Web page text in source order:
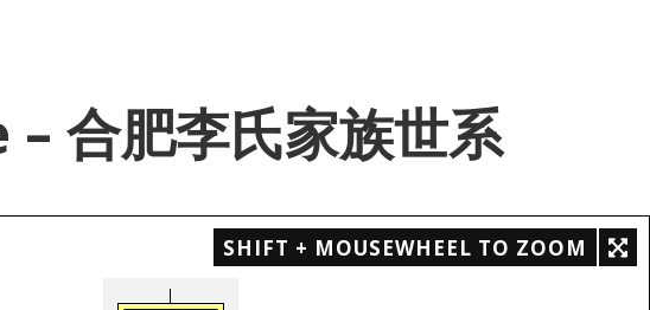
合肥李氏家族世系
SHIFT + MOUSEWHEEL TO ZOOM